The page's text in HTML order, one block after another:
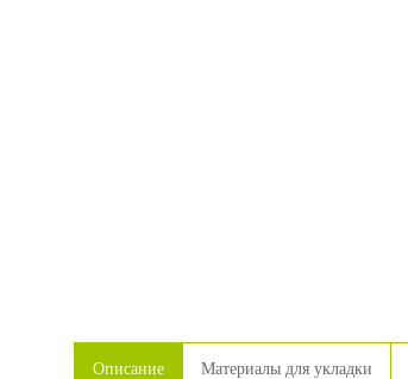
Описание Материалы для укладки